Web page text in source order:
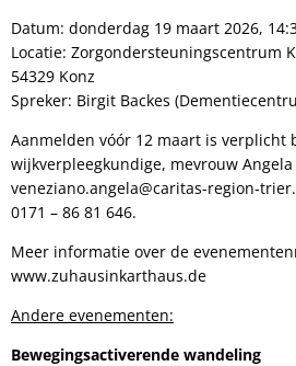
Datum: donderdag 19 maart 2026,
Locatie: Zorgondersteuningscentrum
54329 Konz
Spreker: Birgit Backes
Aanmelden vóór 12 maart is verplicht
wijkverpleegkundige, mevrouw
veneziano.angela@caritas-region-
0171 – 86 81 646.
Meer informatie over de
www.zuhausinkarthaus.de
Andere evenementen:
Bewegingsactiverende wandeling